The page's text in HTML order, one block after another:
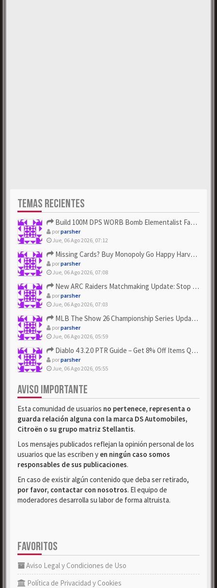
TEMAS RECIENTES
Build 100M DPS WORB Bomb Elementalist Fast - Grab POE Curren...
porparsher
Jue, 06 Ago 2026, 07:12
Missing Cards? Buy Monopoly Go Happy Harvest with Looney Tun...
porparsher
Jue, 06 Ago 2026, 07:08
New ARC Raiders Matchmaking Update: Stop Failed - Grab Bluep...
porparsher
Jue, 06 Ago 2026, 07:03
MLB The Show 26 Championship Series Update! Get Cheap & ...
porparsher
Jue, 06 Ago 2026, 05:59
Diablo 4 3.2.0 PTR Guide – Get 8% Off Items Quickly to Test ...
porparsher
Jue, 06 Ago 2026, 05:55
AVISO IMPORTANTE
Esta comunidad de usuarios no pertenece, representa o
guarda relación alguna con la marca DS Automobiles,
Citroën o su grupo matriz Stellantis.
Los mensajes publicados reflejan la opinión personal de los
usuarios que las escriben y en ningún caso somos
responsables de sus publicaciones.
En caso de existir algún contenido que deba ser retirado,
por favor, contactar con nosotros. El equipo de
moderadores desarrolla su labor de forma altruista.
FAVORITOS
Aviso Legal y Condiciones de Uso
Política de Privacidad y Cookies